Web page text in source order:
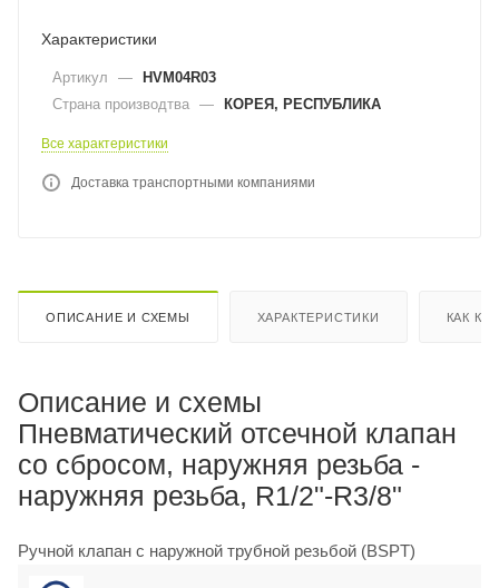
Характеристики
Артикул — HVM04R03
Страна производтва — КОРЕЯ, РЕСПУБЛИКА
Все характеристики
Доставка транспортными компаниями
ОПИСАНИЕ И СХЕМЫ ХАРАКТЕРИСТИКИ КАК
Описание и схемы
Пневматический отсечной клапан
со сбросом, наружняя резьба -
наружняя резьба, R1/2"-R3/8"
Ручной клапан с наружной трубной резьбой (BSPT)